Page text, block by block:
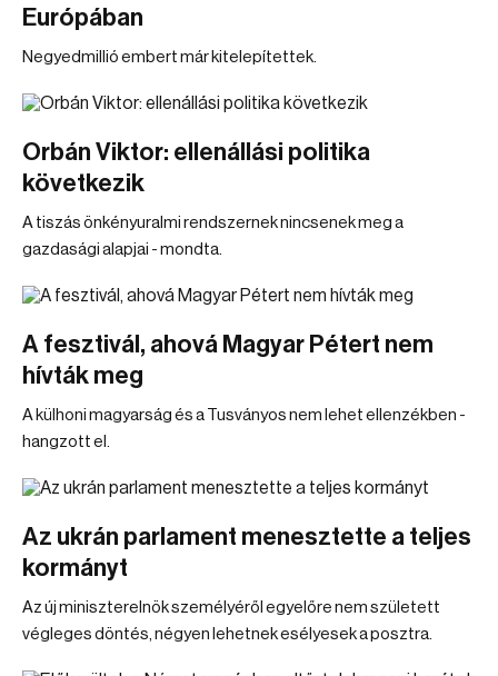
Európában
Negyedmillió embert már kitelepítettek.
Orbán Viktor: ellenállási politika
következik
A tiszás önkényuralmi rendszernek nincsenek meg a
gazdasági alapjai - mondta.
A fesztivál, ahová Magyar Pétert nem
hívták meg
A külhoni magyarság és a Tusványos nem lehet ellenzékben -
hangzott el.
Az ukrán parlament menesztette a teljes
kormányt
Az új miniszterelnök személyéről egyelőre nem született
végleges döntés, négyen lehetnek esélyesek a posztra.